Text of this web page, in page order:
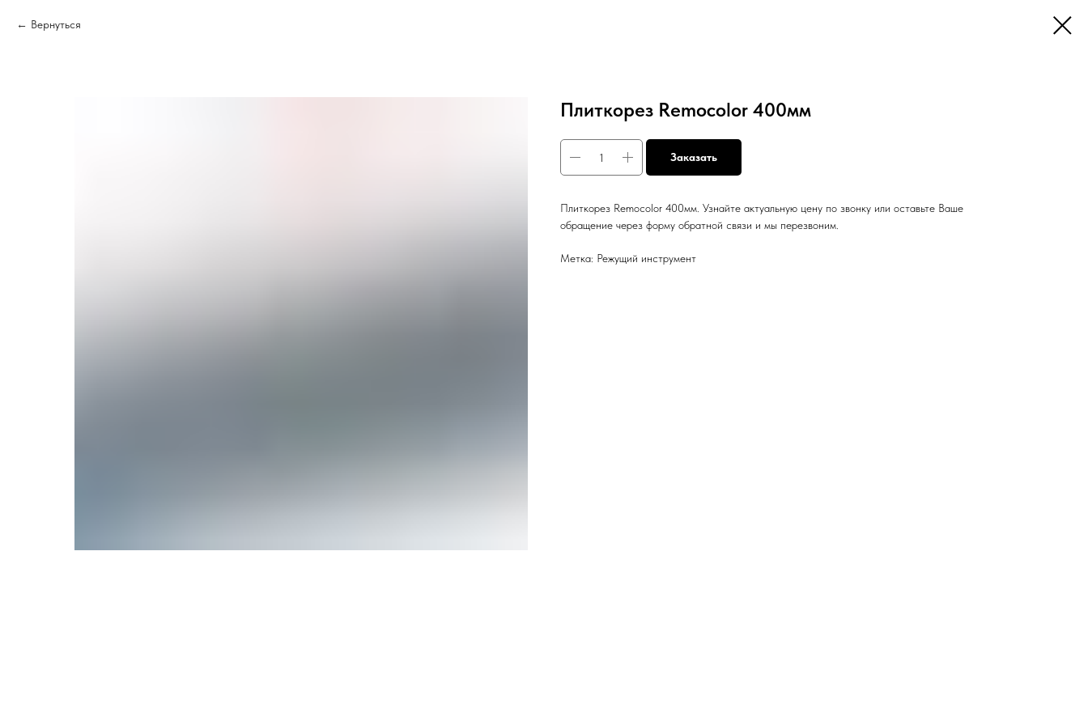
Вернуться
Плиткорез Remocolor 400мм
Заказать
Плиткорез Remocolor 400мм. Узнайте актуальную цену по звонку или оставьте Ваше
обращение через форму обратной связи и мы перезвоним.
Метка: Режущий инструмент